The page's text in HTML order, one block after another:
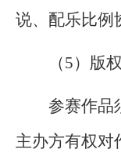
说、配乐比例
（5）版权
参赛作品须
主办方有权对